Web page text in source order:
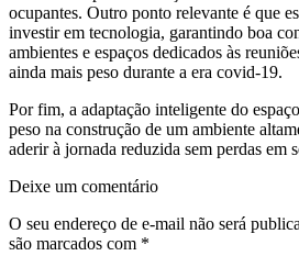
ocupantes. Outro ponto relevante é que
investir em tecnologia, garantindo boa
ambientes e espaços dedicados às
ainda mais peso durante a era covid-19.
Por fim, a adaptação inteligente do
peso na construção de um ambiente
aderir à jornada reduzida sem perdas em
Deixe um comentário
O seu endereço de e-mail não será
são marcados com *